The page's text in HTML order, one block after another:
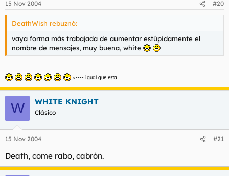
15 Nov 2004 #20
DeathWish rebuznó:
vaya forma más trabajada de aumentar estúpidamente el
nombre de mensajes, muy buena, white
<---- igual que esta
W WHITE KNIGHT
Clásico
15 Nov 2004 #21
Death, come rabo, cabrón.